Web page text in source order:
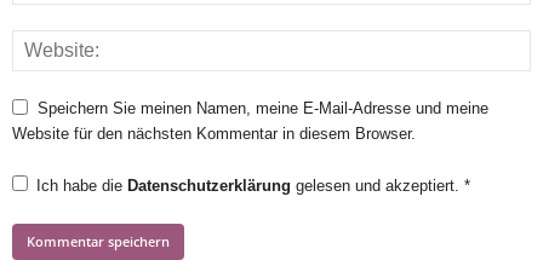
Speichern Sie meinen Namen, meine E-Mail-Adresse und meine
Website für den nächsten Kommentar in diesem Browser.
Ich habe die Datenschutzerklärung gelesen und akzeptiert. *